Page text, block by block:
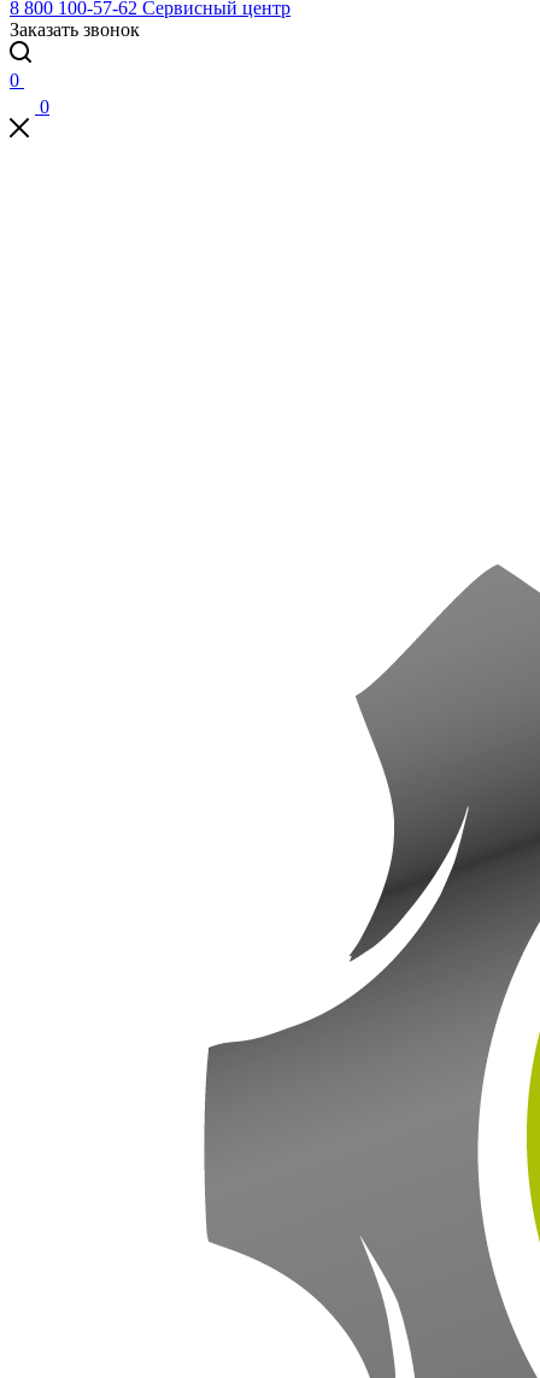
8 800 100-57-62 Сервисный центр
Заказать звонок
0
0